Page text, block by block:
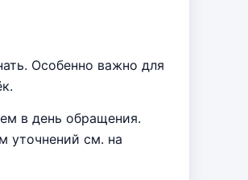
Особенно важно для
в день обращения.
уточнений см. на